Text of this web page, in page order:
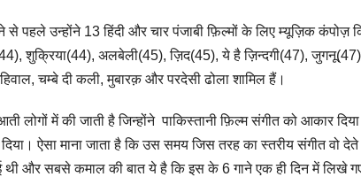
पहले उन्होंने 13 हिंदी और चार पंजाबी फ़िल्मों के लिए म्यूज़िक कंपोज़
शुक्रिया(44), अलबेली(45), ज़िद(45), ये है ज़िन्दगी(47),
चम्बे दी कली, मुबारक़ और परदेसी ढोला शामिल हैं।
लोगों में की जाती है जिन्होंने पाकिस्तानी फ़िल्म संगीत को आकार
ऐसा माना जाता है कि उस समय जिस तरह का स्तरीय संगीत वो
थी और सबसे कमाल की बात ये है कि इस के 6 गाने एक ही दिन में लिखे